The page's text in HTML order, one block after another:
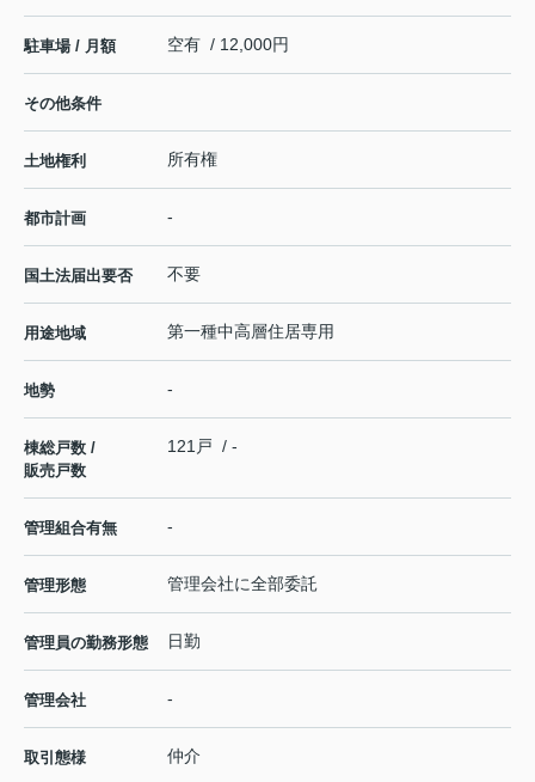
駐車場 / 月額 空有 / 12,000円
その他条件
土地権利 所有権
都市計画 -
国土法届出要否 不要
用途地域 第一種中高層住居専用
地勢 -
棟総戸数 /
販売戸数
121戸 / -
管理組合有無 -
管理形態 管理会社に全部委託
管理員の勤務形態 日勤
管理会社 -
取引態様 仲介